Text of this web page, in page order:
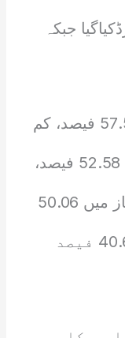
جبکہ
اسی طرح آٹے کی قیمت میں 57.56 فیصد، کم
ترین بجلی صارفین کے بلوں میں 52.58 فیصد،
ایل پی جی میں 48.34 فیصد، پیاز میں 50.06
فیصد اور ٹماٹرکی قیمت میں 40.66 فیصد